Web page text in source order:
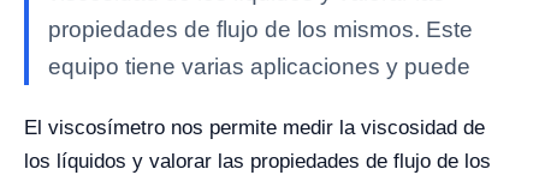
propiedades de flujo de los mismos. Este
equipo tiene varias aplicaciones y puede
El viscosímetro nos permite medir la viscosidad de
los líquidos y valorar las propiedades de flujo de los